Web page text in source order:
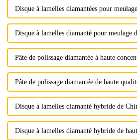
Disque à lamelles diamantées pour
Disque à lamelles diamanté pour meulage
Pâte de polissage diamantée à haute
Pâte de polissage diamantée de haute
Disque à lamelles diamanté hybride de
Disque à lamelles diamanté hybride de